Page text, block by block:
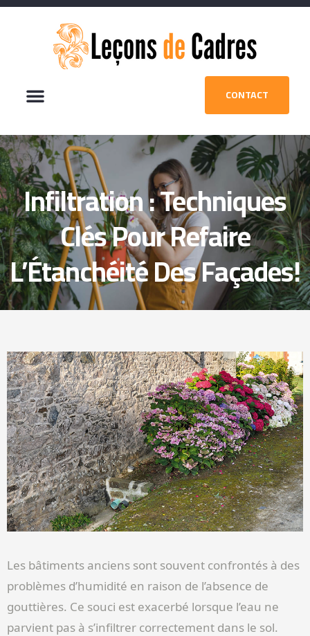
CONTACT
Infiltration : Techniques
Clés Pour Refaire
L’Étanchéité Des Façades!
Les bâtiments anciens sont souvent confrontés à des
problèmes d’humidité en raison de l’absence de
gouttières. Ce souci est exacerbé lorsque l’eau ne
parvient pas à s’infiltrer correctement dans le sol.